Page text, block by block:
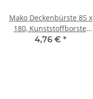
Mako Deckenbürste 85 x
180, Kunststoffborste,
volle Ausführung
4,76 € *